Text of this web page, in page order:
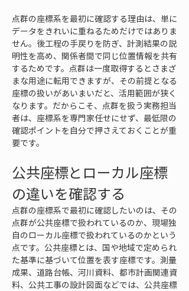
点群の座標系を最初に確認する理由は、単に
データをきれいに重ねるためだけではありま
せん。後工程の手戻りを防ぎ、計測結果の説
明性を高め、関係者間で同じ位置情報を共有
するためです。点群は一度取得するとさまざ
まな用途に転用できますが、その前提となる
座標の扱いがあいまいだと、活用範囲が狭く
なります。だからこそ、点群を扱う実務担当
者は、座標系を専門家任せにせず、最低限の
確認ポイントを自分で押さえておくことが重
要です。
公共座標とローカル座標
の違いを確認する
点群の座標系で最初に確認したいのは、その
点群が公共座標で扱われているのか、現場独
自のローカル座標で扱われているのかという
点です。公共座標とは、国や地域で定められ
た基準に基づいて位置を表す座標です。測量
成果、道路台帳、河川資料、都市計画関連資
料、公共工事の設計図面などでは、公共座標